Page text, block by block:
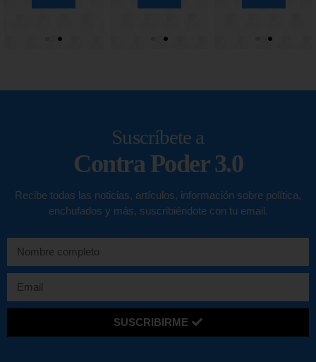
Suscríbete a
Contra Poder 3.0
Recibe todas las noticias, artículos, información sobre política,
enchufados y más, suscribiéndote con tu email.
SUSCRIBIRME